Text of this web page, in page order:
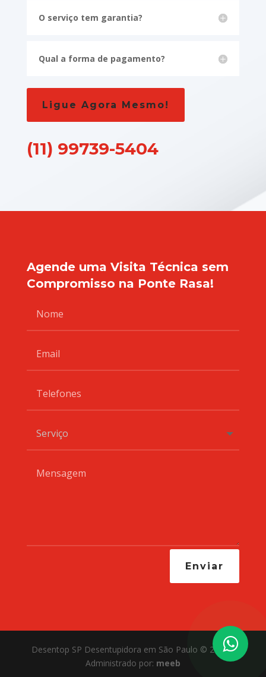
O serviço tem garantia?
Qual a forma de pagamento?
Ligue Agora Mesmo!
(11) 99739-5404
Agende uma Visita Técnica sem
Compromisso na Ponte Rasa!
Enviar
Desentop SP Desentupidora em São Paulo © 2021 -
Administrado por: meeb